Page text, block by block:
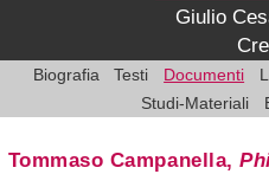
Giulio
Biografia Testi Documenti
Studi-Materiali
Tommaso Campanella,